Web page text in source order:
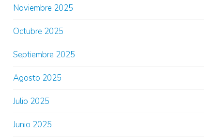
Noviembre 2025
Octubre 2025
Septiembre 2025
Agosto 2025
Julio 2025
Junio 2025